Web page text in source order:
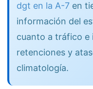
dgt en la A-7 en
información del
cuanto a tráfico e
retenciones y
climatología.